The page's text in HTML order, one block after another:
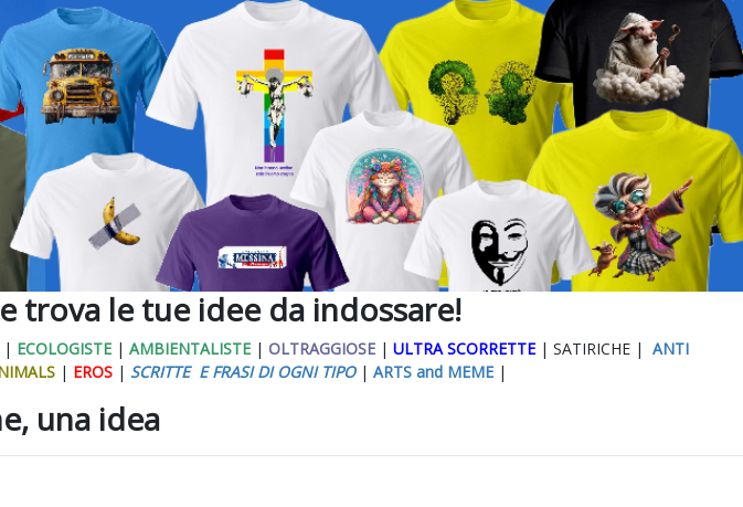
trova le tue idee da indossare!
| ECOLOGISTE | AMBIENTALISTE | OLTRAGGIOSE | ULTRA SCORRETTE | SATIRICHE | ANTI
| EROS | SCRITTE E FRASI DI OGNI TIPO | ARTS and MEME |
una idea